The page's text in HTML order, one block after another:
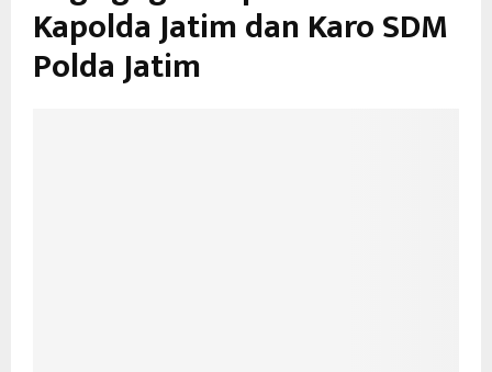
Kapolda Jatim dan Karo SDM
Polda Jatim